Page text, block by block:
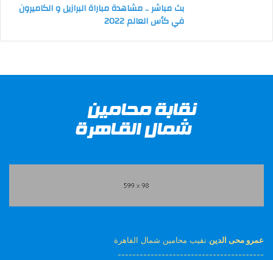
بث مباشر .. مشاهدة مباراة البرازيل و الكاميرون
في كأس العالم 2022
عمرو محى الدين نقيب محامين شمال القاهرة
----------------------------------------